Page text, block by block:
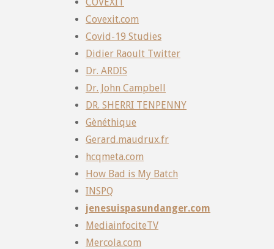
Covexit.com
Covid-19 Studies
Didier Raoult Twitter
Dr. ARDIS
Dr. John Campbell
DR. SHERRI TENPENNY
Gènéthique
Gerard.maudrux.fr
hcqmeta.com
How Bad is My Batch
INSPQ
jenesuispasundanger.com
MediainfociteTV
Mercola.com